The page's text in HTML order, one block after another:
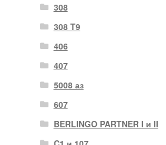
308
308 T9
406
407
5008 аз
607
BERLINGO PARTNER I и II